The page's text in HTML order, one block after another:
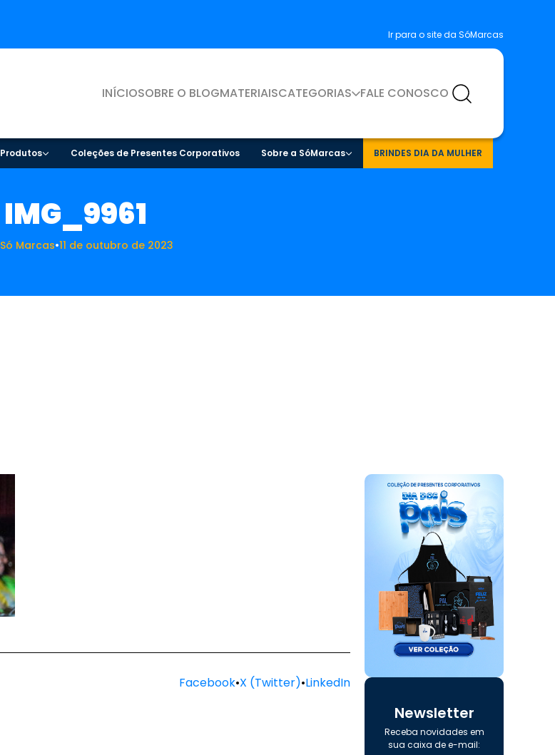
Ir para o site da SóMarcas
INÍCIOSOBRE O BLOGMATERIAISCATEGORIAS FALE CONOSCO
Produtos Coleções de Presentes Corporativos Sobre a SóMarcas BRINDES DIA DA MULHER
IMG_9961
Só Marcas•11 de outubro de 2023
Facebook•X (Twitter)•LinkedIn
Newsletter
Receba novidades em
sua caixa de e-mail: